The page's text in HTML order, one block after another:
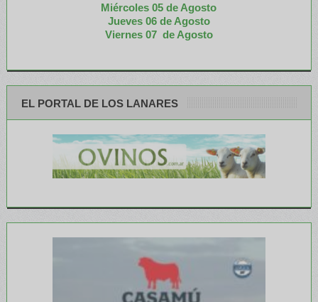
Miércoles 05 de Agosto
Jueves 06 de Agosto
Viernes 07 de Agosto
EL PORTAL DE LOS LANARES